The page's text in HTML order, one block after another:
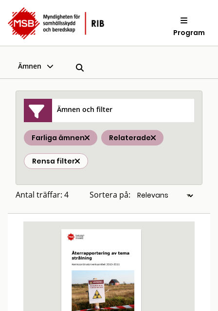
Program
Ämnen
Ämnen och filter
Farliga ämnen Relaterade
Rensa filter
Antal träffar: 4 Sortera på: